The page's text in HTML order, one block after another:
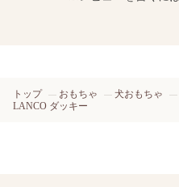
トップ おもちゃ 犬おもちゃ
LANCO ダッキー